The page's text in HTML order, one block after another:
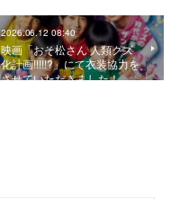
2026.06.12 08:40
映画「おそ松さん 人類クズ
化計画!!!!!?」にて衣装協力を
させていただきました！